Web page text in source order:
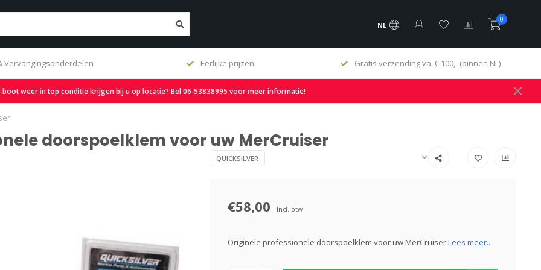
NL
0
Vervangingsonderdelen Eerlijke prijzen Gratis verzending va. € 100,- (binnen NL)
boot weer in top conditie krijgen bij u op locatie? Bel 06-53838995 voor meer informatie!
doorspoelklem voor uw MerCruiser
QUICKSILVER
€58,00 Incl. btw
Originele professionele doorspoelklem voor uw MerCruiserLees meer..